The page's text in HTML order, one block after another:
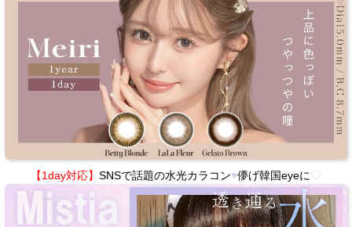
【1day対応】 SNSで話題の水光カラコン♥儚げ韓国eyeに♡